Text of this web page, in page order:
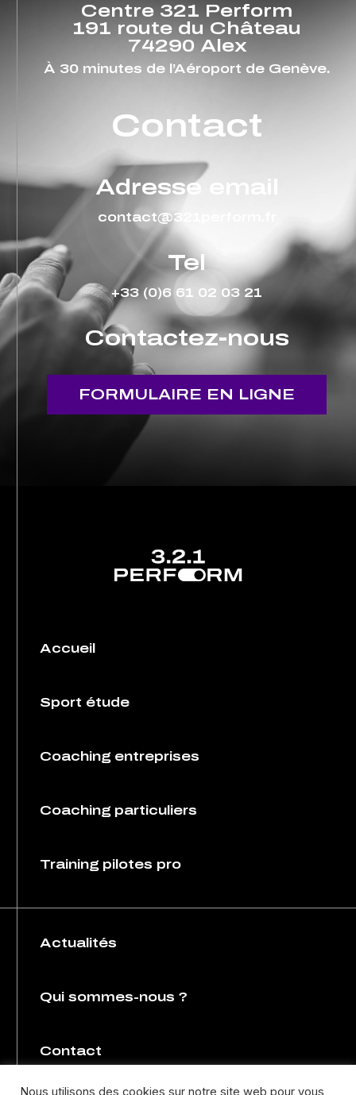
Centre 321 Perform
191 route du Château
74290 Alex
À 30 minutes de l’Aéroport de Genève.
Contact
Adresse email
contact@321perform.fr
Tel
+33 (0)6 61 02 03 21
Contactez-nous
FORMULAIRE EN LIGNE
Accueil
Sport étude
Coaching entreprises
Coaching particuliers
Training pilotes pro
Actualités
Qui sommes-nous ?
Contact
Nous utilisons des cookies sur notre site web pour vous